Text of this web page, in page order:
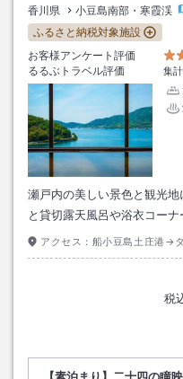
香川県 小豆島南部・寒霞渓
ふるさと納税対象施設
お客様アンケート評価
るるぶトラベル評価
集
瀬戸内の美しい景色と観光
と貸切露天風呂や浴衣コーナ
アクセス： 船小豆島土庄港→
税